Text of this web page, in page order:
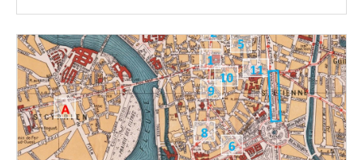
Image
de
couverture
(conseillée)